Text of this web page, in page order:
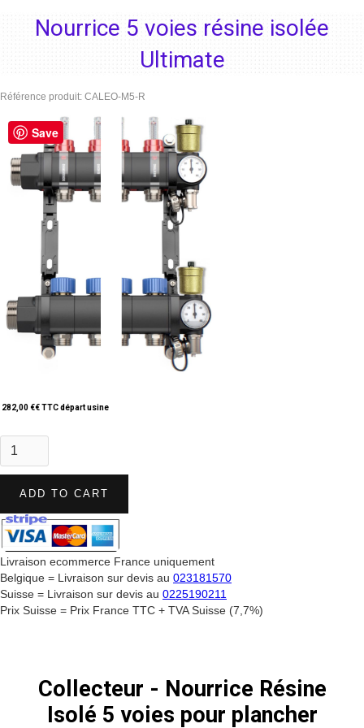
Nourrice 5 voies résine isolée
Ultimate
Référence produit: CALEO-M5-R
282,00 €€ TTC départ usine
Livraison ecommerce France uniquement
Belgique = Livraison sur devis au 023181570
Suisse = Livraison sur devis au 0225190211
Prix Suisse = Prix France TTC + TVA Suisse (7,7%)
Collecteur - Nourrice Résine
Isolé 5 voies pour plancher
Save